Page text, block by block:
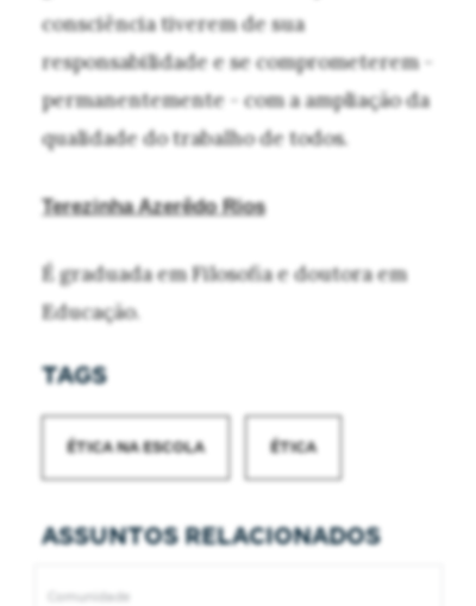
consciência tiverem de sua
responsabilidade e se comprometerem -
permanentemente - com a ampliação da
qualidade do trabalho de todos.
Terezinha Azerêdo Rios
É graduada em Filosofia e doutora em
Educação.
TAGS
ÉTICA NA ESCOLA ÉTICA
ASSUNTOS RELACIONADOS
Comunidade